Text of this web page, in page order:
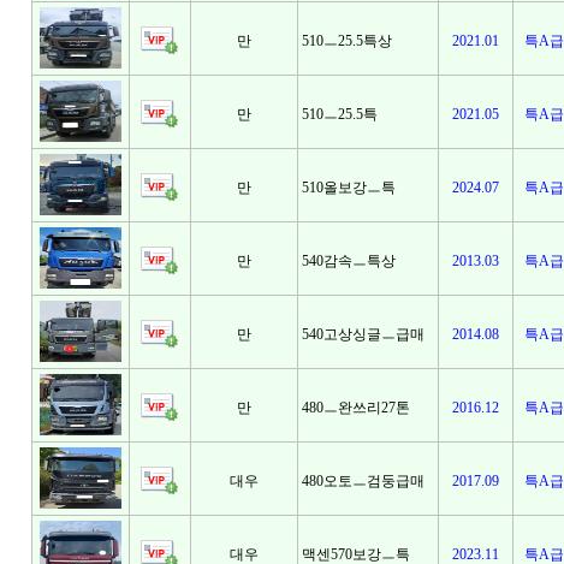
만 510ㅡ25.5특상 2021.01 특A급
만 510ㅡ25.5특 2021.05 특A급
만 510올보강ㅡ특 2024.07 특A급
만 540감속ㅡ특상 2013.03 특A급
만 540고상싱글ㅡ급매 2014.08 특A급
만 480ㅡ완쓰리27톤 2016.12 특A급
대우 480오토ㅡ검둥급매 2017.09 특A급
대우 맥센570보강ㅡ특 2023.11 특A급